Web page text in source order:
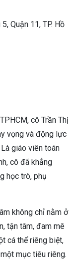
Quận 11, TP. Hồ
cô Trần Thị
vọng và động lực
giáo viên toán
cô đã khẳng
học trò, phụ
không chỉ nằm ở
tận tâm, đam mê
cá thể riêng biệt,
mục tiêu riêng.